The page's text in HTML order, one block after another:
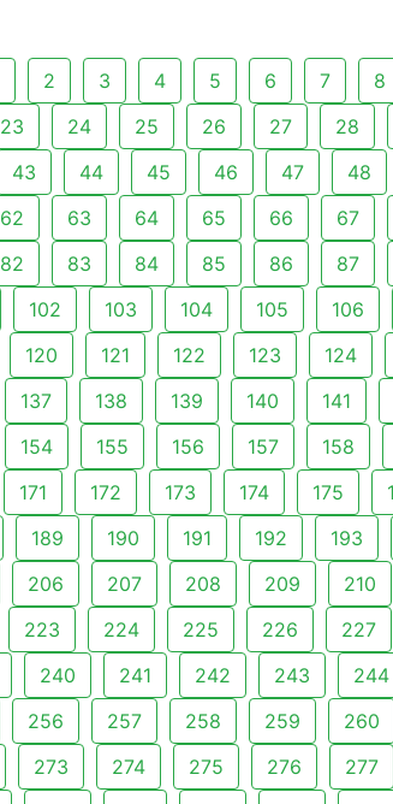
2 3 4 5 6 7 8
23 24 25 26 27 28
43 44 45 46 47 48
62 63 64 65 66 67
82 83 84 85 86 87
102 103 104 105 106
120 121 122 123 124
137 138 139 140 141
154 155 156 157 158
171 172 173 174 175
189 190 191 192 193
206 207 208 209 210
223 224 225 226 227
240 241 242 243 244
256 257 258 259 260
273 274 275 276 277